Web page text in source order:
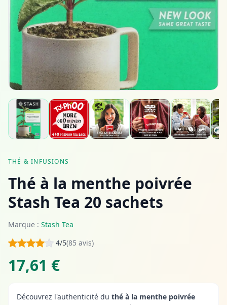
THÉ & INFUSIONS
Thé à la menthe poivrée
Stash Tea 20 sachets
Marque : Stash Tea
4/5(85 avis)
17,61 €
Découvrez l'authenticité du thé à la menthe poivrée